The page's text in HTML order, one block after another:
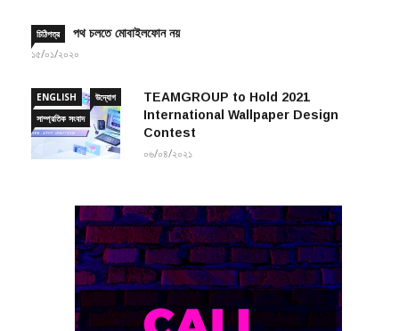
চিঠিপত্র পথ চলতে মোবাইলফোন নয়
১৫/০১/২০২০
ENGLISH
উদ্যোগ
সাম্প্রতিক সংবাদ
TEAMGROUP to Hold 2021
International Wallpaper Design
Contest
০৬/০৪/২০২১